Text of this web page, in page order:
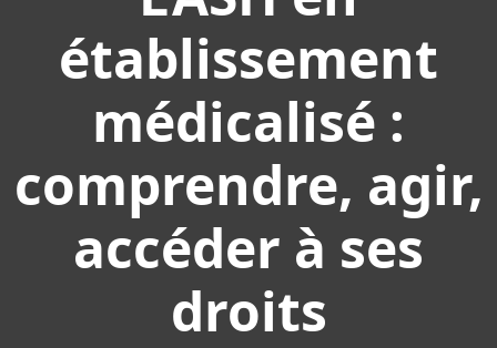
établissement
médicalisé :
comprendre, agir,
accéder à ses
droits